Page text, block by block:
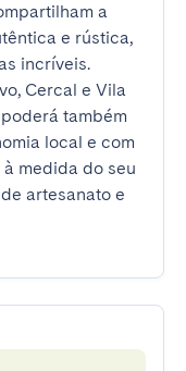
a
e rústica,
incríveis.
Cercal e Vila
também
local e com
medida do seu
artesanato e